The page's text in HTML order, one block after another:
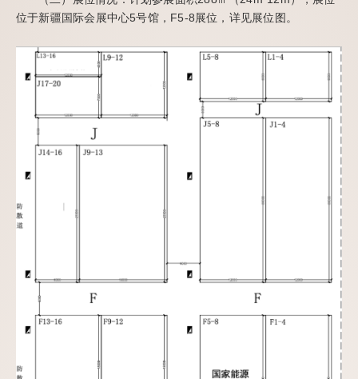
位于新疆国际会展中心5号馆，F5-8展位，详见展位图。